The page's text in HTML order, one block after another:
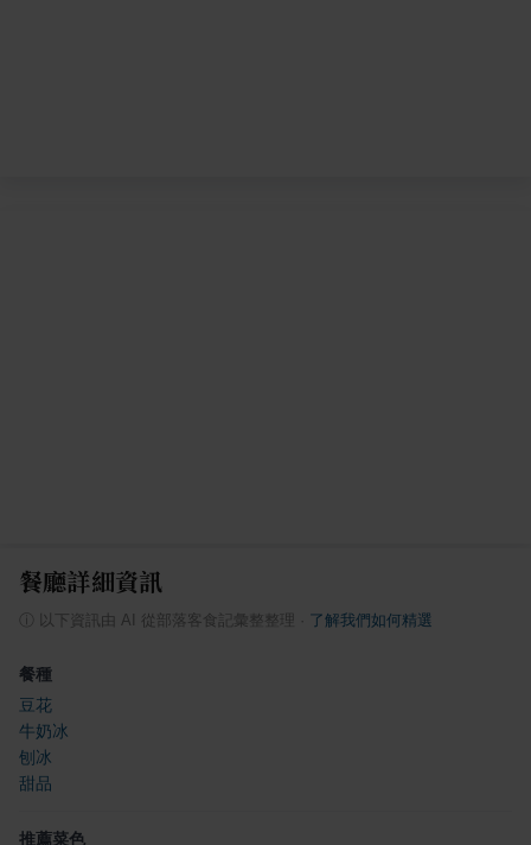
餐廳詳細資訊
ⓘ 以下資訊由 AI 從部落客食記彙整整理 了解我們如何精選
餐種
豆花
牛奶冰
刨冰
甜品
推薦菜色